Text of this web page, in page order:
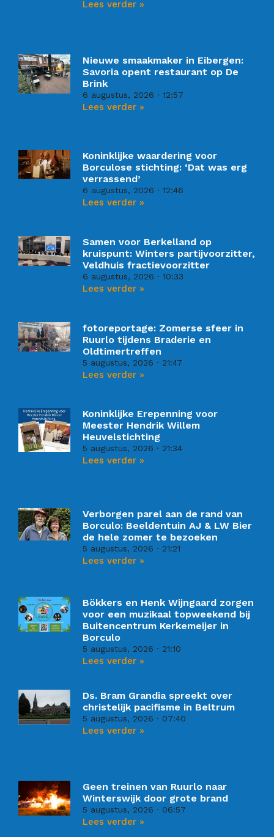
Lees verder »
Nieuwe smaakmaker in Eibergen:
Savoria opent restaurant op De
Brink
6 augustus, 2026 12:57
Lees verder »
Koninklijke waardering voor
Borculose stichting: ‘Dat was erg
verrassend’
6 augustus, 2026 12:46
Lees verder »
Samen voor Berkelland op
kruispunt: Winters partijvoorzitter,
Veldhuis fractievoorzitter
6 augustus, 2026 10:33
Lees verder »
fotoreportage: Zomerse sfeer in
Ruurlo tijdens Braderie en
Oldtimertreffen
5 augustus, 2026 21:47
Lees verder »
Koninklijke Erepenning voor
Meester Hendrik Willem
Heuvelstichting
5 augustus, 2026 21:34
Lees verder »
Verborgen parel aan de rand van
Borculo: Beeldentuin AJ & LW Bier
de hele zomer te bezoeken
5 augustus, 2026 21:21
Lees verder »
Bökkers en Henk Wijngaard zorgen
voor een muzikaal topweekend bij
Buitencentrum Kerkemeijer in
Borculo
5 augustus, 2026 21:10
Lees verder »
Ds. Bram Grandia spreekt over
christelijk pacifisme in Beltrum
5 augustus, 2026 07:40
Lees verder »
Geen treinen van Ruurlo naar
Winterswijk door grote brand
5 augustus, 2026 06:57
Lees verder »